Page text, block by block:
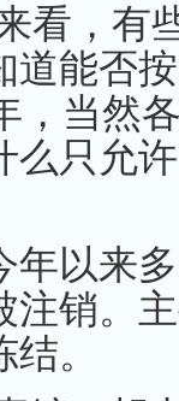
看，有
道能否
，当然
么只允
年以来
注销。
。